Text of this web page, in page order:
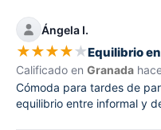
Ángela I.
★★★★★Equilibrio
Calificado en Granada
Cómoda para tardes de
equilibrio entre informal y